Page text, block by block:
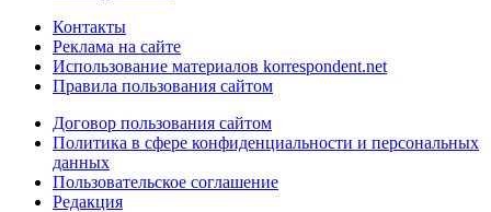
Контакты
Реклама на сайте
Использование материалов korrespondent.net
Правила пользования сайтом
Договор пользования сайтом
Политика в сфере конфиденциальности и персональных
данных
Пользовательское соглашение
Редакция